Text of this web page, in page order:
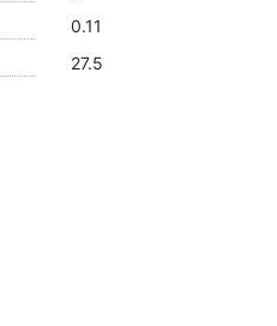
0.11
27.5